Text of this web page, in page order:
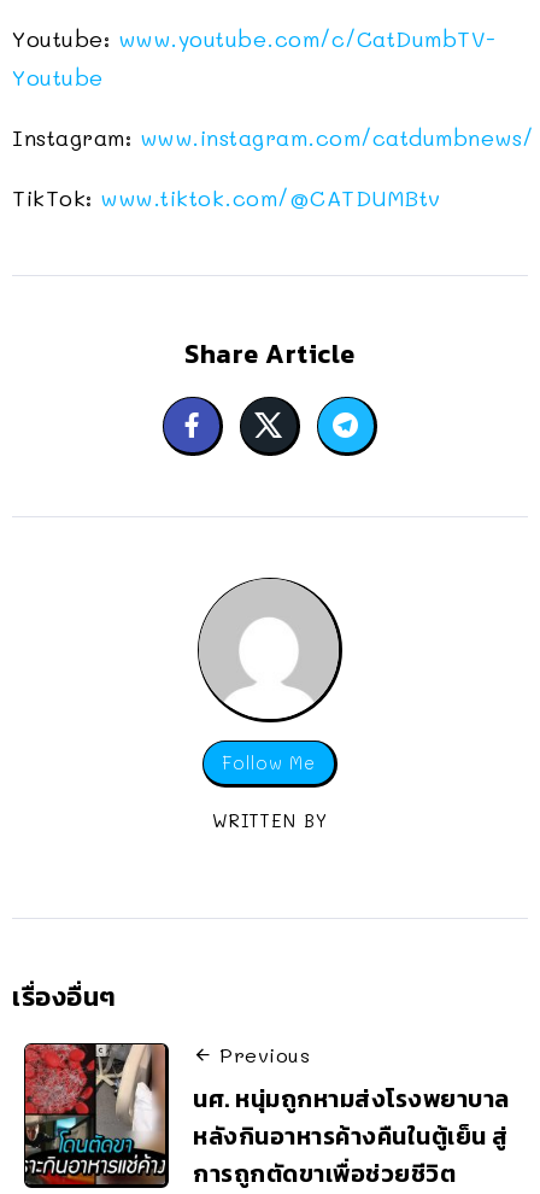
Youtube: www.youtube.com/c/CatDumbTV-
Youtube
Instagram: www.instagram.com/catdumbnews/
TikTok: www.tiktok.com/@CATDUMBtv
Share Article
Follow Me
WRITTEN BY
เรื่องอื่นๆ
Previous
นศ. หนุ่มถูกหามส่งโรงพยาบาล
หลังกินอาหารค้างคืนในตู้เย็น สู่
การถูกตัดขาเพื่อช่วยชีวิต